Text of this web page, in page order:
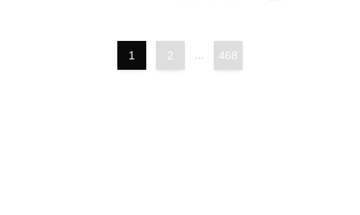
1 2 468